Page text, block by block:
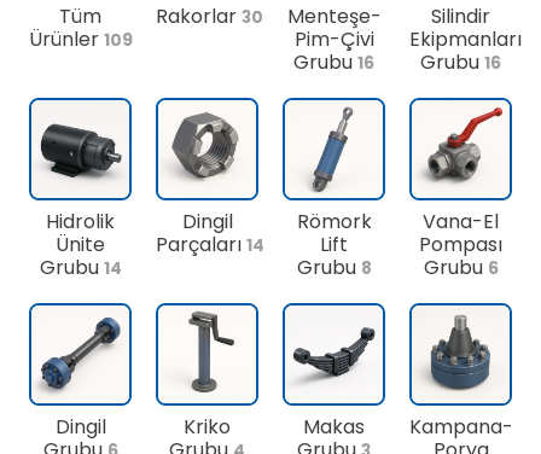
Tüm
Ürünler 109
Rakorlar 30
Menteşe-
Pim-Çivi
Grubu 16
Silindir
Ekipmanları
Grubu 16
Hidrolik
Ünite
Grubu 14
Dingil
Parçaları 14
Römork
Lift
Grubu 8
Vana-El
Pompası
Grubu 6
Dingil
Kriko
Makas
Kampana-